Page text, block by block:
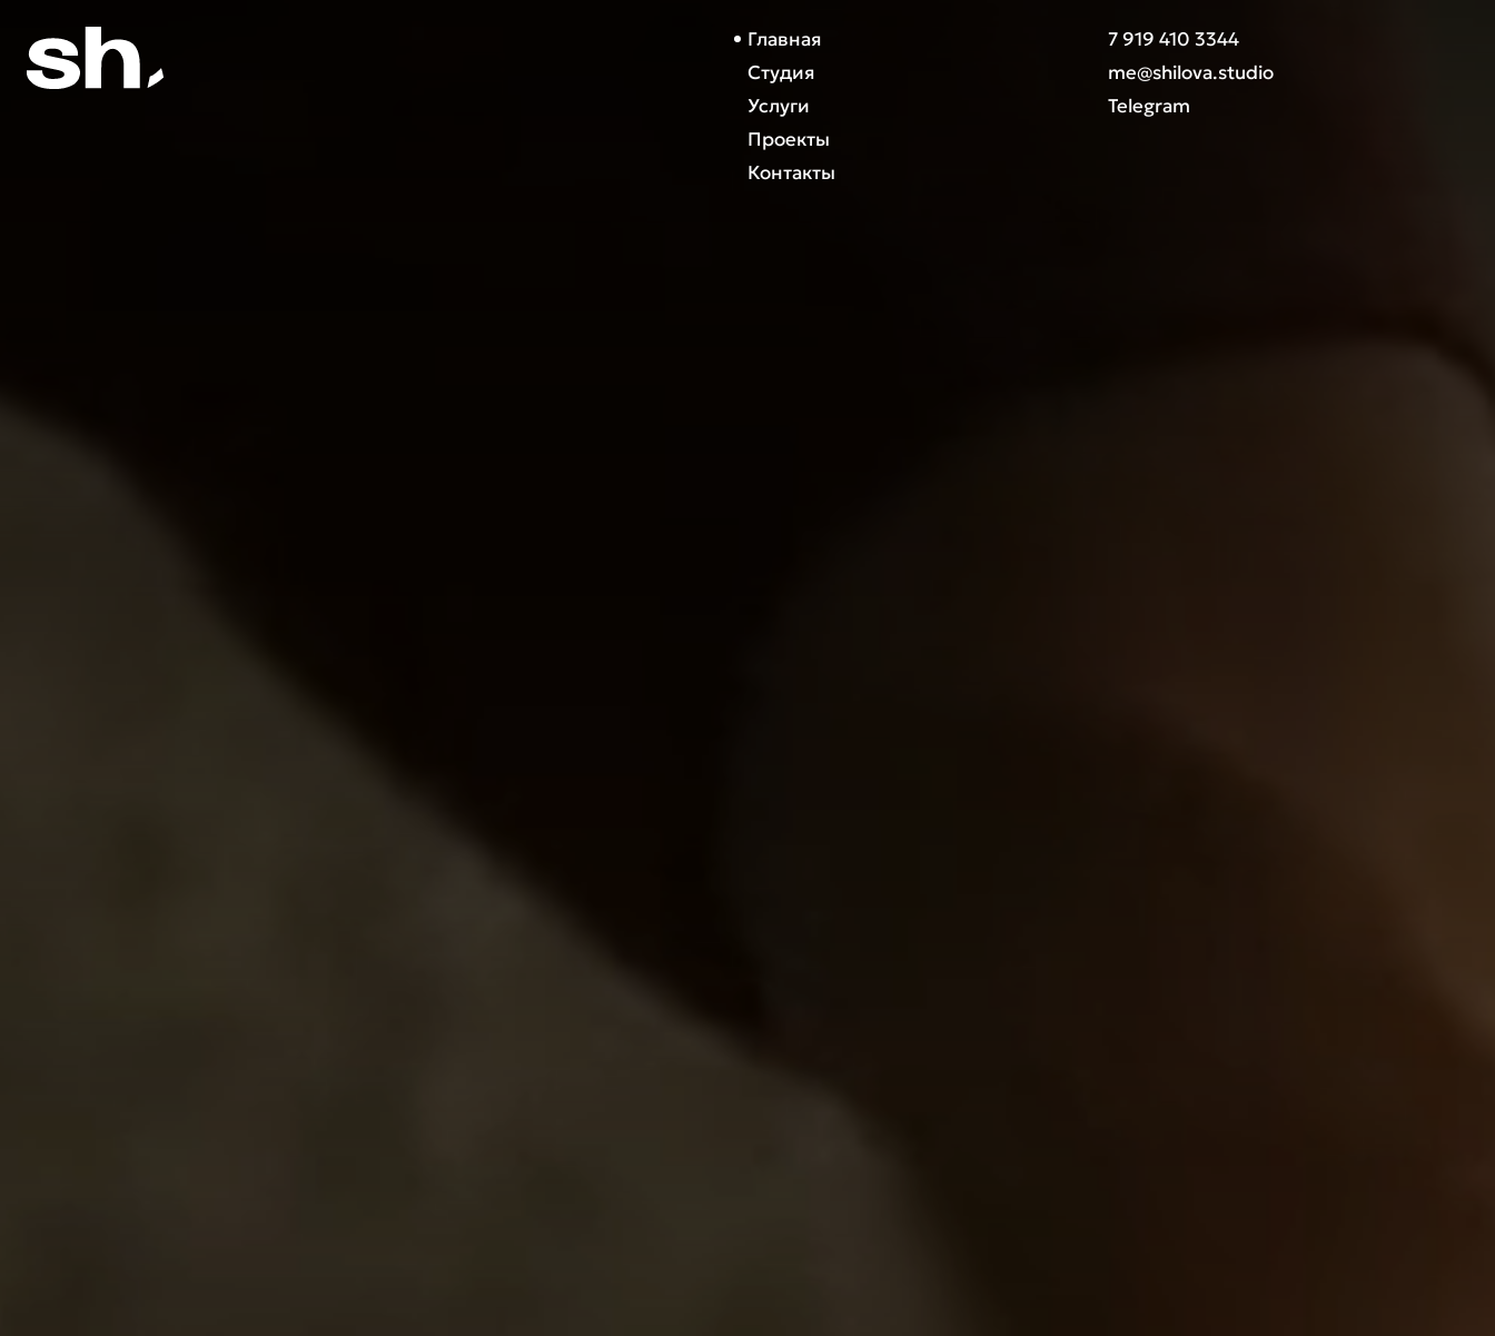
Главная
Студия
Услуги
Проекты
Контакты
7 919 410 3344
me@shilova.studio
Telegram